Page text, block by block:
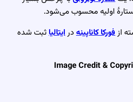
اولیه محسوب می‌شود.
ازفورکا کاناپینهدرایتالیاثبت شده
Image Credit &